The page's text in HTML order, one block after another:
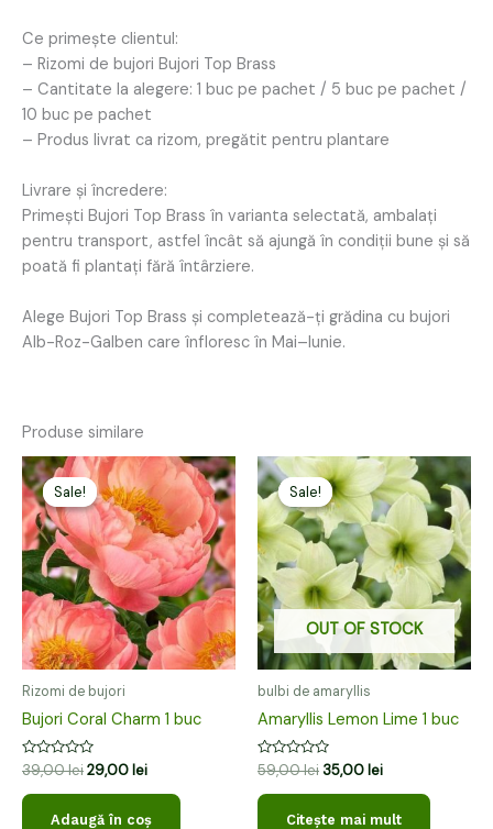
Ce primește clientul:
– Rizomi de bujori Bujori Top Brass
– Cantitate la alegere: 1 buc pe pachet / 5 buc pe pachet /
10 buc pe pachet
– Produs livrat ca rizom, pregătit pentru plantare
Livrare și încredere:
Primești Bujori Top Brass în varianta selectată, ambalați
pentru transport, astfel încât să ajungă în condiții bune și să
poată fi plantați fără întârziere.
Alege Bujori Top Brass și completează-ți grădina cu bujori
Alb-Roz-Galben care înfloresc în Mai–Iunie.
Produse similare
Sale!
Sale!
Rizomi de bujori
Bujori Coral Charm 1 buc
Evaluat
la
0
din
39,00lei
Prețul
inițial
a
fost:
39,00 lei.
29,00 lei
Prețul
curent
este:
29,00 lei.
Adaugă în coș
Sale!
OUT OF STOCK
Sale!
bulbi de amaryllis
Amaryllis Lemon Lime 1 buc
Evaluat
la
0
din
59,00lei
Prețul
inițial
a
fost:
59,00 lei.
35,00 lei
Prețul
curent
este:
35,00 lei.
Citește mai mult